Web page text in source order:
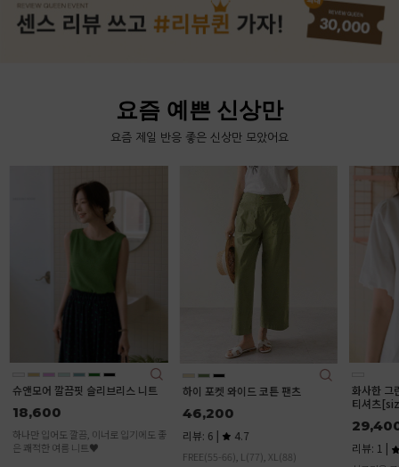
요즘 예쁜 신상만
요즘 제일 반응 좋은 신상만 모았어요
하이 포켓 와이드 코튼 팬츠
46,200
리뷰: 6 | 4.7
FREE(55-66), L(77), XL(88)
화사한 그린플라워 소매레이스 반팔
그레미 촉
뒷밴딩 스
39,000
리뷰: 2 |